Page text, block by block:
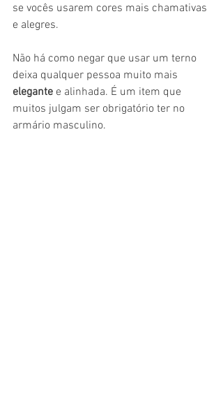
se vocês usarem cores mais chamativas
e alegres.
Não há como negar que usar um terno
deixa qualquer pessoa muito mais
elegante e alinhada. É um item que
muitos julgam ser obrigatório ter no
armário masculino.